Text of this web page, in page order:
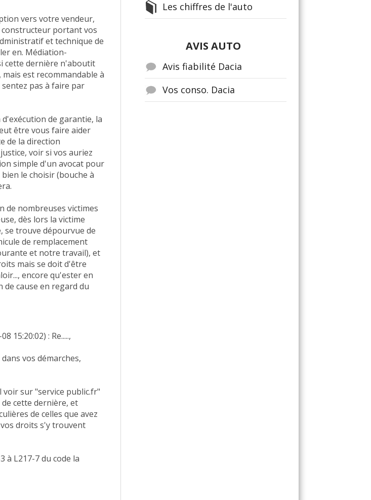
vers votre vendeur,
constructeur portant vos
et technique de
en. Médiation-
cette dernière n'aboutit
est recommandable à
pas à faire par
de garantie, la
être vous faire aider
de la direction
voir si vos auriez
simple d'un avocat pour
le choisir (bouche à
de nombreuses victimes
dès lors la victime
se trouve dépourvue de
de remplacement
et notre travail), et
mais se doit d'être
encore qu'ester en
cause en regard du
15:20:02) : Re.....,
vos démarches,
voir sur "service public.fr"
cette dernière, et
de celles que avez
droits s'y trouvent
à L217-7 du code la
Les chiffres de l'auto
AVIS AUTO
Avis fiabilité Dacia
Vos conso. Dacia